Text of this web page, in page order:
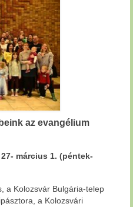
az evangélium
március 1. (péntek-
a Kolozsvár Bulgária-telep
a Kolozsvári